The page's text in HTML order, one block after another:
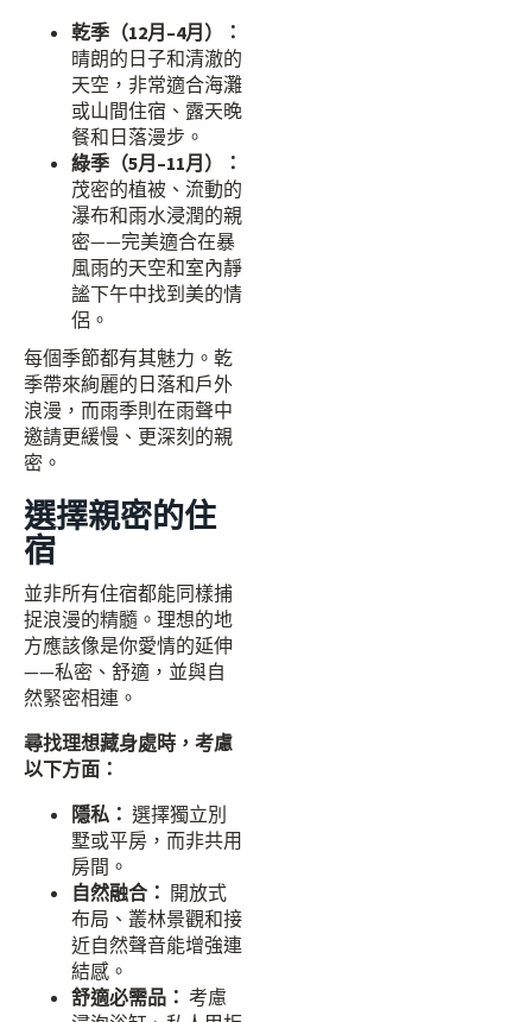
乾季（12月–4月）：
晴朗的日子和清澈的
天空，非常適合海灘
或山間住宿、露天晚
餐和日落漫步。
綠季（5月–11月）：
茂密的植被、流動的
瀑布和雨水浸潤的親
密——完美適合在暴
風雨的天空和室內靜
謐下午中找到美的情
侶。
每個季節都有其魅力。乾
季帶來絢麗的日落和戶外
浪漫，而雨季則在雨聲中
邀請更緩慢、更深刻的親
密。
選擇親密的住
宿
並非所有住宿都能同樣捕
捉浪漫的精髓。理想的地
方應該像是你愛情的延伸
——私密、舒適，並與自
然緊密相連。
尋找理想藏身處時，考慮
以下方面：
隱私： 選擇獨立別
墅或平房，而非共用
房間。
自然融合： 開放式
布局、叢林景觀和接
近自然聲音能增強連
結感。
舒適必需品： 考慮